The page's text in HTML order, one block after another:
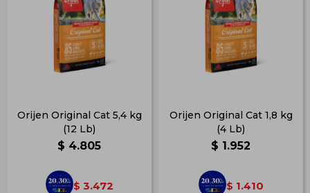
Orijen Original Cat 5,4 kg
(12 Lb)
$ 4.805
$ 3.472
Orijen Original Cat 1,8 kg
(4 Lb)
$ 1.952
$ 1.410